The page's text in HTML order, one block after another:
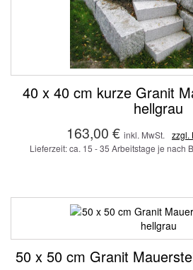
40 x 40 cm kurze Granit
hellgrau
163,00 € inkl. MwSt.
zzgl.
Lieferzeit: ca. 15 - 35 Arbeitstage je nach
50 x 50 cm Granit